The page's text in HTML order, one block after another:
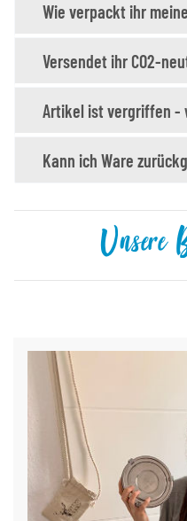
Wie verpackt ihr
Versendet ihr CO2-
Artikel ist vergriffen -
Kann ich Ware
Unsere